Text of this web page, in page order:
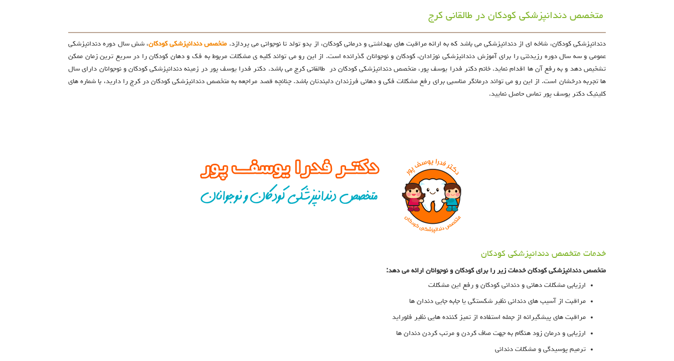
متخصص دندانپزشکی کودکان در طالقانی کرج
دندانپزشکی کودکان، شاخه ای از دندانپزشکی می باشد که به ارائه مراقبت های بهداشتی و درمانی کودکان، از بدو تولد تا نوجوانی می پردازد.متخصص دندانپزشکی کودکان، شش سال دوره دندانپزشکی
عمومی و سه سال دوره رزیدنتی را برای آموزش دندانپزشکی نوزادان، کودکان و نوجوانان گذرانده است. از این رو می تواند کلیه ی مشکلات مربوط به فک و دهان کودکان را در سریع ترین زمان ممکن
تشخیص دهد و به رفع آن ها اقدام نماید. خانم دکتر فدرا یوسف پور، متخصص دندانپزشکی کودکان در طالقانی کرج می باشد. دکتر فدرا یوسف پور در زمینه دندانپزشکی کودکان و نوجوانان دارای سال
ها تجربه درخشان است. از این رو می تواند درمانگر مناسبی برای رفع مشکلات فکی و دهانی فرزندان دلبندتان باشد. چنانچه قصد مراجعه به متخصص دندانپزشکی کودکان در کرج را دارید، با شماره های
کلینیک دکتر یوسف پور تماس حاصل نمایید.
خدمات متخصص دندانپزشکی کودکان
متخصص دندانپزشکی کودکان خدمات زیر را برای کودکان و نوجوانان ارائه می دهد:
ارزیابی مشکلات دهانی و دندانی کودکان و رفع این مشکلات
مراقبت از آسیب های دندانی نظیر شکستگی یا جابه جایی دندان ها
مراقبت های پیشگیرانه از جمله استفاده از تمیز کننده هایی نظیر فلوراید
ارزیابی و درمان زود هنگام به جهت صاف کردن و مرتب کردن دندان ها
ترمیم پوسیدگی و مشکلات دندانی